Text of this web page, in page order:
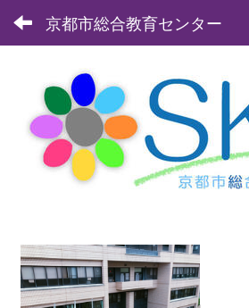
京都市総合教育センター